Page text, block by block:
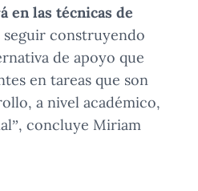
en las técnicas de
seguir construyendo
de apoyo que
en tareas que son
a nivel académico,
concluye Miriam